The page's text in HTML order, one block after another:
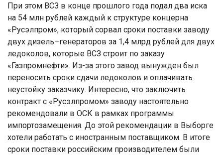
При этом ВСЗ в конце прошлого года подал два иска
на 54 млн рублей каждый к структуре концерна
«Русэлпром», который сорвал сроки поставки заводу
двух дизель–генераторов за 1,4 млрд рублей для двух
ледоколов, которые ВСЗ строит по заказу
«Газпромнефти». Из-за этого завод вынужден был
переносить сроки сдачи ледоколов и оплачивать
неустойку заказчику. Интересно, что заключить
контракт с «Русэлпромом» заводу настоятельно
рекомендовали в ОСК в рамках программы
импортозамещения. До этой рекомендации в Выборге
хотели работать с иностранным поставщиком. В итоге
сроки поставки российским производителем были